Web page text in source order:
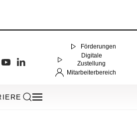
Förderungen
Digitale
Zustellung
Mitarbeiterbereich